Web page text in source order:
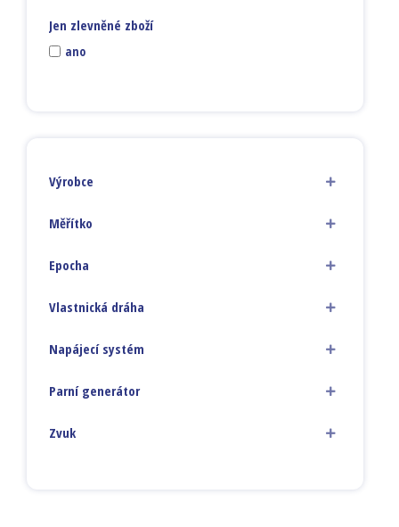
Jen zlevněné zboží
ano
Výrobce
Měřítko
Epocha
Vlastnická dráha
Napájecí systém
Parní generátor
Zvuk